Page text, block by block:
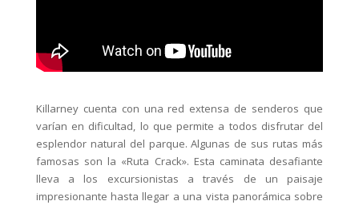
Killarney cuenta con una red extensa de senderos que
varían en dificultad, lo que permite a todos disfrutar del
esplendor natural del parque. Algunas de sus rutas más
famosas son la «Ruta Crack». Esta caminata desafiante
lleva a los excursionistas a través de un paisaje
impresionante hasta llegar a una vista panorámica sobre